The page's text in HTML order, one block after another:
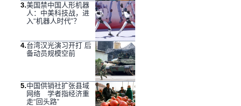
3.美国禁中国人形机器
人：中美科技战，进
入“机器人时代”？
4.台湾汉光演习开打 后
备动员规模空前
5.中国供销社扩张县域
网络 学者指经济重
走“回头路”